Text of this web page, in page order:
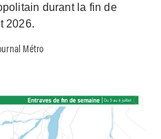
durant la fin de
2026.
Métro